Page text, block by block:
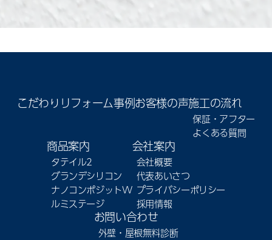
こだわり リフォーム事例お客様の声施工の流れ
保証・アフター
よくある質問
商品案内
タテイル2
グランデシリコン
ナノコンポジットW
ルミステージ
会社案内
会社概要
代表あいさつ
プライバシーポリシー
採用情報
お問い合わせ
外壁・屋根無料診断